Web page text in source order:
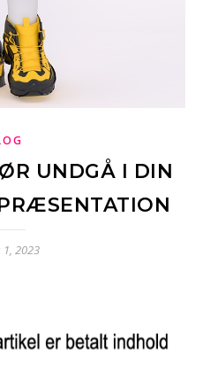
UNDGÅ I DIN
2023